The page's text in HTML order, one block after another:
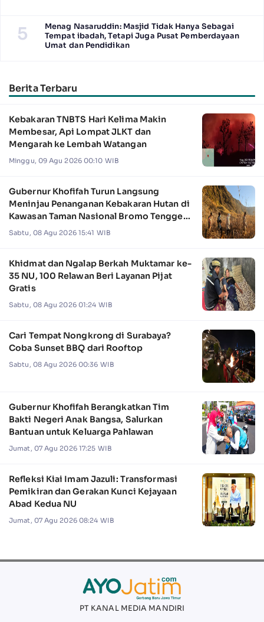
5
Menag Nasaruddin: Masjid Tidak Hanya Sebagai
Tempat ibadah, Tetapi Juga Pusat Pemberdayaan
Umat dan Pendidikan
Berita Terbaru
Kebakaran TNBTS Hari Kelima Makin
Membesar, Api Lompat JLKT dan
Mengarah ke Lembah Watangan
Minggu, 09 Agu 2026 00:10 WIB
Gubernur Khofifah Turun Langsung
Meninjau Penanganan Kebakaran Hutan di
Kawasan Taman Nasional Bromo Tengger
Semeru
Sabtu, 08 Agu 2026 15:41 WIB
Khidmat dan Ngalap Berkah Muktamar ke-
35 NU, 100 Relawan Beri Layanan Pijat
Gratis
Sabtu, 08 Agu 2026 01:24 WIB
Cari Tempat Nongkrong di Surabaya?
Coba Sunset BBQ dari Rooftop
Sabtu, 08 Agu 2026 00:36 WIB
Gubernur Khofifah Berangkatkan Tim
Bakti Negeri Anak Bangsa, Salurkan
Bantuan untuk Keluarga Pahlawan
Jumat, 07 Agu 2026 17:25 WIB
Refleksi Kiai Imam Jazuli: Transformasi
Pemikiran dan Gerakan Kunci Kejayaan
Abad Kedua NU
Jumat, 07 Agu 2026 08:24 WIB
PT KANAL MEDIA MANDIRI